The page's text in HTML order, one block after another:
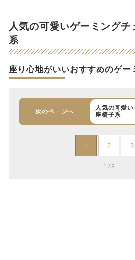
人気の可愛いゲーミングチ
系
座り心地がいいおすすめのゲー
次のページへ
人気の可愛い
座椅子系
1 2 3
1 / 3